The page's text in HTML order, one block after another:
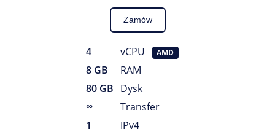
Zamów
4 vCPU AMD
8 GB
RAM
80 GB Dysk
∞
Transfer
1
IPv4